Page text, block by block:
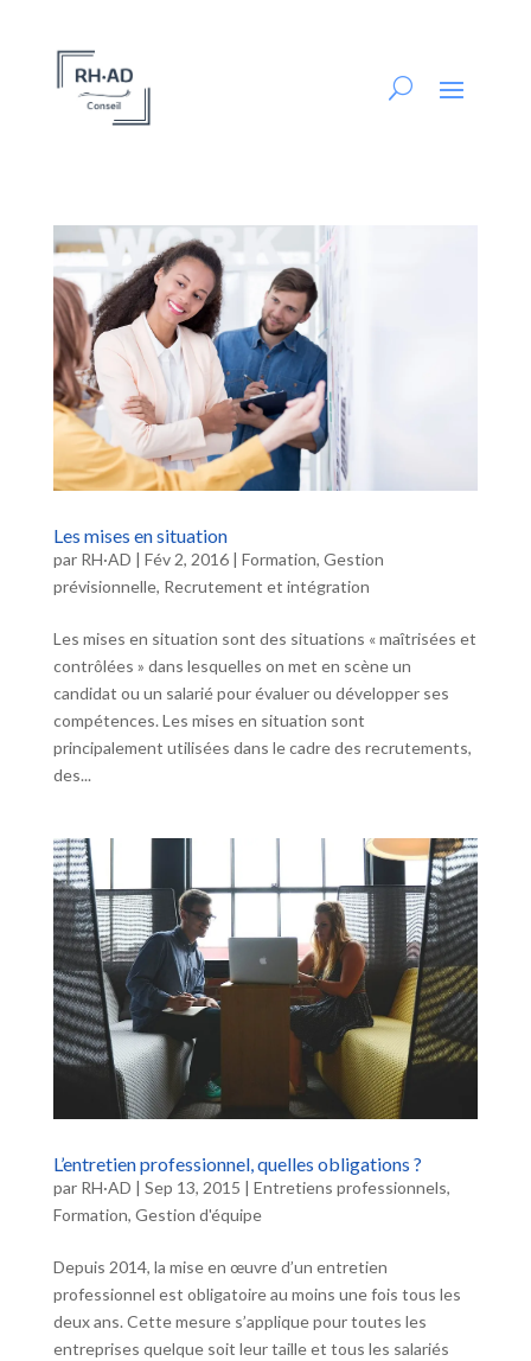
Les mises en situation
par RH·AD | Fév 2, 2016| Formation, Gestion
prévisionnelle, Recrutement et intégration
Les mises en situation sont des situations « maîtrisées et
contrôlées » dans lesquelles on met en scène un
candidat ou un salarié pour évaluer ou développer ses
compétences. Les mises en situation sont
principalement utilisées dans le cadre des recrutements,
des...
L’entretien professionnel, quelles obligations ?
par RH·AD | Sep 13, 2015 | Entretiens professionnels,
Formation, Gestion d'équipe
Depuis 2014, la mise en œuvre d’un entretien
professionnel est obligatoire au moins une fois tous les
deux ans. Cette mesure s’applique pour toutes les
entreprises quelque soit leur taille et tous les salariés